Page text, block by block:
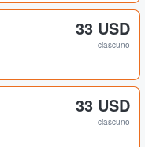
33 USD
ciascuno
33 USD
ciascuno